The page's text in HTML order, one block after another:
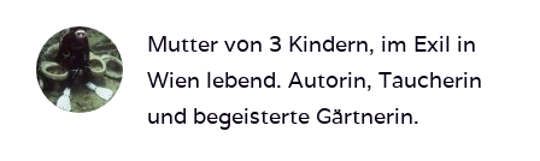
Mutter von 3 Kindern, im Exil in
Wien lebend. Autorin, Taucherin
und begeisterte Gärtnerin.